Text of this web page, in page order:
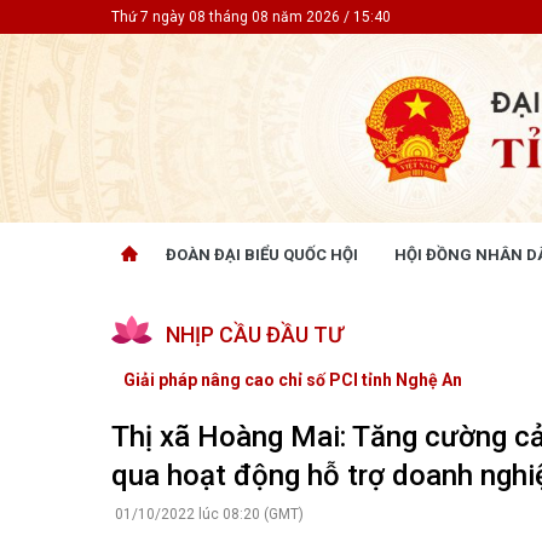
Thứ 7 ngày 08 tháng 08 năm 2026 / 15:40
ĐOÀN ĐẠI BIỂU QUỐC HỘI HỘI ĐỒNG NHÂN
Tin hoạt động
Tài liệu giám sát, khảo sát
Tài liệu
Nghị
CỬ TRI QUAN TÂM
NHỊP CẦU ĐẦU TƯ
Giải pháp nâng cao chỉ số PCI tỉnh Nghệ An
Thị xã Hoàng Mai: Tăng cường
qua hoạt động hỗ trợ doanh
01/10/2022 lúc 08:20 (GMT)